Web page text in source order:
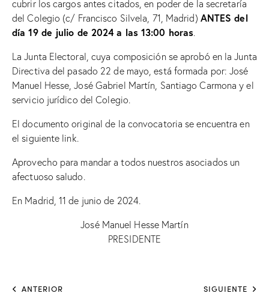
cubrir los cargos antes citados, en poder de la secretaría
del Colegio (c/ Francisco Silvela, 71, Madrid) ANTES del
día 19 de julio de 2024 a las 13:00 horas.
La Junta Electoral, cuya composición se aprobó en la Junta
Directiva del pasado 22 de mayo, está formada por: José
Manuel Hesse, José Gabriel Martín, Santiago Carmona y el
servicio jurídico del Colegio.
El documento original de la convocatoria se encuentraen
el siguiente link.
Aprovecho para mandar a todos nuestros asociados un
afectuoso saludo.
En Madrid, 11 de junio de 2024.
José Manuel Hesse Martín
PRESIDENTE
ANTERIOR SIGUIENTE